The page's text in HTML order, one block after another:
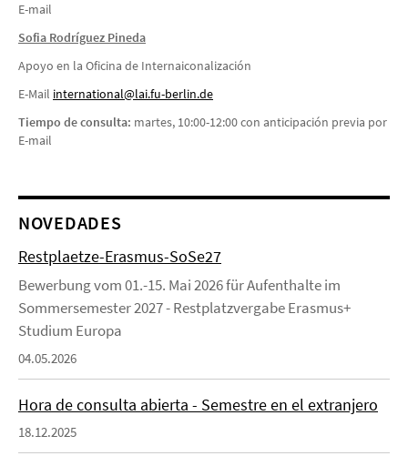
E-mail
Sofia Rodríguez Pineda
Apoyo en la Oficina de Internaiconalización
E-Mail international@lai.fu-berlin.de
Tiempo de consulta: martes, 10:00-12:00 con anticipación previa por
E-mail
NOVEDADES
Restplaetze-Erasmus-SoSe27
Bewerbung vom 01.-15. Mai 2026 für Aufenthalte im
Sommersemester 2027 - Restplatzvergabe Erasmus+
Studium Europa
04.05.2026
Hora de consulta abierta - Semestre en el extranjero
18.12.2025